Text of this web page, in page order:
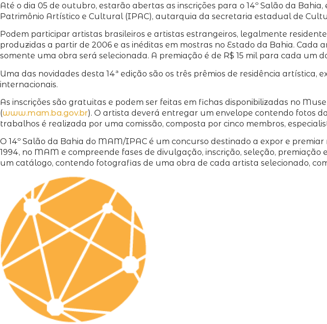
Até o dia 05 de outubro, estarão abertas as inscrições para o 14º Salão da
Patrimônio Artístico e Cultural (IPAC), autarquia da secretaria estadual de
Podem participar artistas brasileiros e artistas estrangeiros, legalmente
produzidas a partir de 2006 e as inéditas em mostras no Estado da Bahia.
somente uma obra será selecionada. A premiação é de R$ 15 mil para cada um
Uma das novidades desta 14ª edição são os três prêmios de residência
internacionais.
As inscrições são gratuitas e podem ser feitas em fichas disponibilizadas no
(www.mam.ba.gov.br). O artista deverá entregar um envelope contendo fotos
trabalhos é realizada por uma comissão, composta por cinco membros,
O 14º Salão da Bahia do MAM/IPAC é um concurso destinado a expor e
1994, no MAM e compreende fases de divulgação, inscrição, seleção, premiação
um catálogo, contendo fotografias de uma obra de cada artista selecionado,